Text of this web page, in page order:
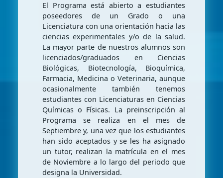
El Programa está abierto a estudiantes
poseedores de un Grado o una
Licenciatura con una orientación hacia las
ciencias experimentales y/o de la salud.
La mayor parte de nuestros alumnos son
licenciados/graduados en Ciencias
Biológicas, Biotecnología, Bioquímica,
Farmacia, Medicina o Veterinaria, aunque
ocasionalmente también tenemos
estudiantes con Licenciaturas en Ciencias
Químicas o Físicas. La preinscripción al
Programa se realiza en el mes de
Septiembre y, una vez que los estudiantes
han sido aceptados y se les ha asignado
un tutor, realizan la matrícula en el mes
de Noviembre a lo largo del periodo que
designa la Universidad.